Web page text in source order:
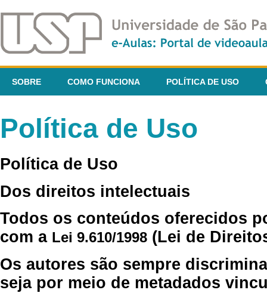
SOBRE COMO FUNCIONA POLÍTICA DE USO
Política de Uso
Política de Uso
Dos direitos intelectuais
Todos os conteúdos oferecidos
com a Lei 9.610/1998 (Lei de
Os autores são sempre
seja por meio de metadados